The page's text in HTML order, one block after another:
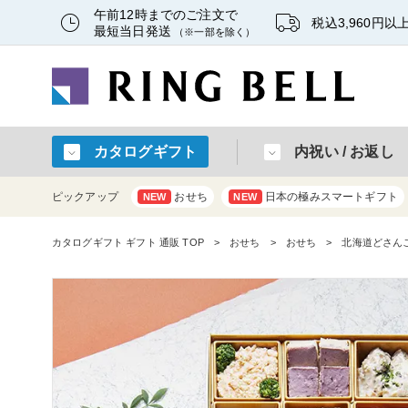
午前12時までのご注文で
最短当日発送
（※一部を除く）
税込3,960円以
カタログギフト 内祝い / お返し
ピックアップ NEW おせち NEW 日本の極みスマートギフト
カタログギフト ギフト 通販 TOP おせち おせち 北海道どさん